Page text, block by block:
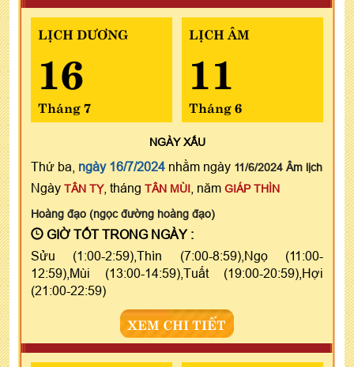
LỊCH DƯƠNG
16
Tháng 7
LỊCH ÂM
11
Tháng 6
NGÀYXẤU
Thứ ba, ngày 16/7/2024 nhằm ngày 11/6/2024 Âm lịch
Ngày TÂN TỴ, tháng TÂN MÙI , năm GIÁP THÌN
Hoàng đạo (ngọc đường hoàng đạo)
GIỜ TỐT TRONG NGÀY :
Sửu (1:00-2:59),Thìn (7:00-8:59),Ngọ (11:00-
12:59),Mùi (13:00-14:59),Tuất (19:00-20:59),Hợi
(21:00-22:59)
XEM CHI TIẾT